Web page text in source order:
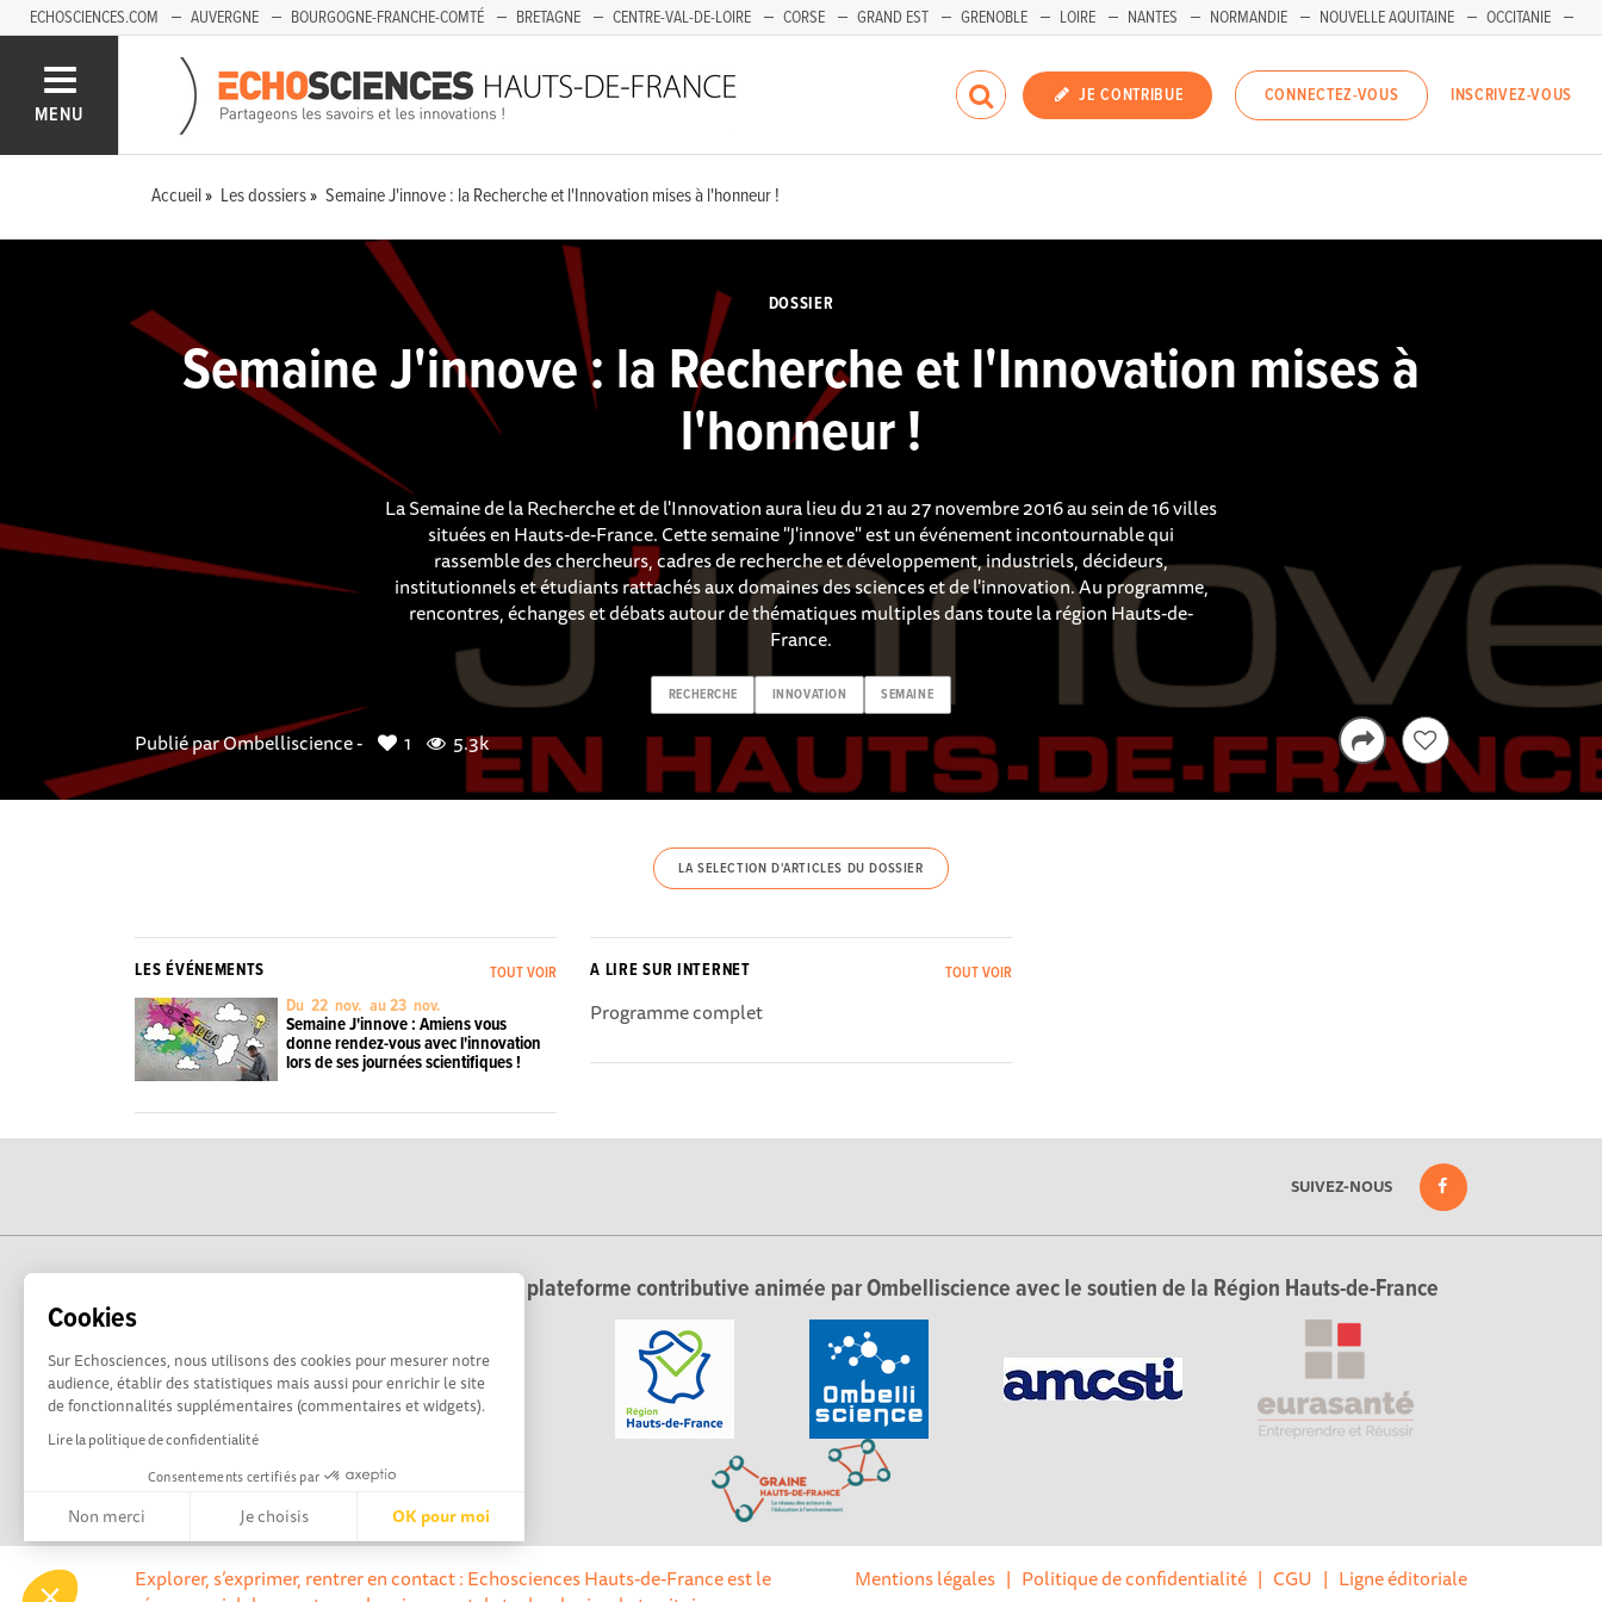
Cookies
Sur Echosciences, nous utilisons des cookies pour mesurer notre
audience, établir des statistiques mais aussi pour enrichir le site
de fonctionnalités supplémentaires (commentaires et widgets).
Lire la politique de confidentialité
Consentements certifiés par
Non merci Je choisis OK pour moi
Plateforme de Gestion du Consentement : Personnalisez vos Options
ECHOSCIENCES.COM AUVERGNE BOURGOGNE-FRANCHE-COMTÉ BRETAGNE CENTRE-VAL-DE-LOIRE CORSE GRAND EST GRENOBLE LOIRE NANTES NORMANDIE NOUVELLE AQUITAINE
OCCITANIE
SAVOIE MONT-BLANC
MENU
JE CONTRIBUE CONNECTEZ-VOUS INSCRIVEZ-VOUS
Accueil Les dossiers Semaine J'innove : la Recherche et l'Innovation mises à l'honneur !
DOSSIER
Semaine J'innove : la Recherche et l'Innovation mises à
l'honneur !
La Semaine de la Recherche et de l'Innovation aura lieu du 21 au 27 novembre 2016 au sein de 16 villes
situées en Hauts-de-France. Cette semaine "J'innove" est un événement incontournable qui
rassemble des chercheurs, cadres de recherche et développement, industriels, décideurs,
institutionnels et étudiants rattachés aux domaines des sciences et de l'innovation. Au programme,
rencontres, échanges et débats autour de thématiques multiples dans toute la région Hauts-de-
France.
RECHERCHE INNOVATION SEMAINE
Publié parOmbelliscience - 1 5.3k
LA SELECTION D'ARTICLES DU DOSSIER
TOUT VOIR
LES ÉVÉNEMENTS
Du 22 nov. au 23 nov.
Semaine J'innove : Amiens vous
donne rendez-vous avec l'innovation
lors de ses journées scientifiques !
TOUT VOIR
A LIRE SUR INTERNET
Programme complet
SUIVEZ-NOUS
Echosciences Hauts-de-France est une plateforme contributive animée par Ombelliscience avec le soutien de la Région Hauts-de-France
Explorer, s’exprimer, rentrer en contact : Echosciences Hauts-de-France est le
Mentions légales| Politique de confidentialité| CGU | Ligne éditoriale